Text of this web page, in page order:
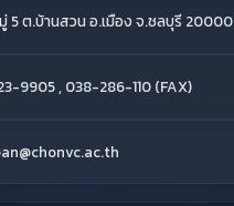
5 ต.บ้านสวน อ.เมือง จ.ชลบุรี 20000
9905 , 038-286-110 (FAX)